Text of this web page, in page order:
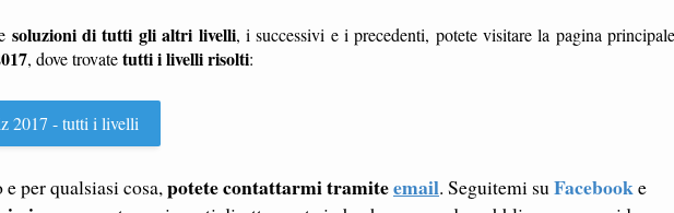
soluzioni di tutti gli altri livelli, i successivi e i precedenti, potete visitare la pagina principale
, dove trovatetutti i livelli risolti:
2017 - tutti i livelli
per qualsiasi cosa,potete contattarmi tramiteemail. Seguitemi suFacebooke